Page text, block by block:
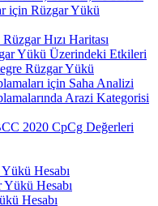
için Rüzgar Yükü
Hızı Haritası
Yükü Üzerindeki Etkileri
Rüzgar Yükü
için Saha Analizi
Arazi Kategorisi
2020 CpCg Değerleri
Hesabı
Hesabı
Hesabı